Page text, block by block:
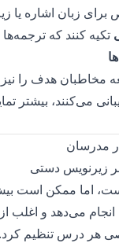
زبان اشاره یا
تکیه کنند که
مخاطبان هدف را
می‌کنند، بیشتر
زیرنویس دستی
اما ممکن است
انجام می‌دهد و اغلب
درس تنظیم کرد.